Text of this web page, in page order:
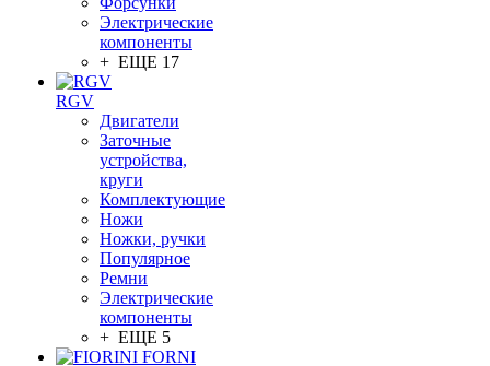
Электрические
компоненты
+ ЕЩЕ 17
RGV
Двигатели
Заточные
устройства,
круги
Комплектующие
Ножи
Ножки, ручки
Популярное
Ремни
Электрические
компоненты
+ ЕЩЕ 5